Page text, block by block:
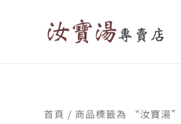
首頁 / 商品標籤為 “汝寶湯”